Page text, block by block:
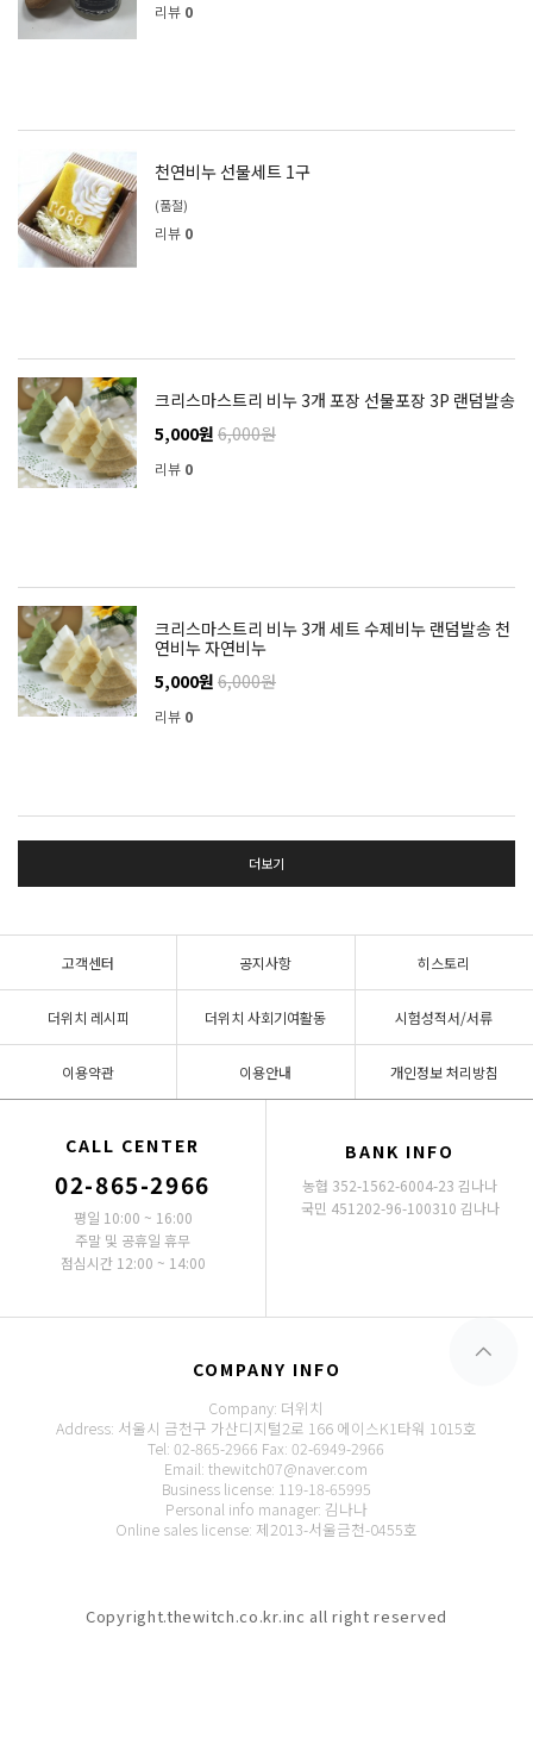
리뷰 0
천연비누 선물세트 1구
(품절)
리뷰 0
크리스마스트리 비누 3개 포장 선물포장 3P 랜덤발송
5,000원 6,000원
리뷰 0
크리스마스트리 비누 3개 세트 수제비누 랜덤발송 천
연비누 자연비누
5,000원 6,000원
리뷰 0
더보기
고객센터 공지사항 히스토리
더위치 레시피 더위치 사회기여활동 시험성적서/서류
이용약관 이용안내 개인정보 처리방침
CALL CENTER
02-865-2966
평일 10:00 ~ 16:00
주말 및 공휴일 휴무
점심시간 12:00 ~ 14:00
BANK INFO
농협 352-1562-6004-23 김나나
국민 451202-96-100310 김나나
COMPANY INFO
Company: 더위치
Address: 서울시 금천구 가산디지털2로 166 에이스K1타워 1015호
Tel: 02-865-2966 Fax: 02-6949-2966
Email: thewitch07@naver.com
Business license: 119-18-65995
Personal info manager: 김나나
Online sales license: 제2013-서울금천-0455호
Copyright.thewitch.co.kr.inc all right reserved